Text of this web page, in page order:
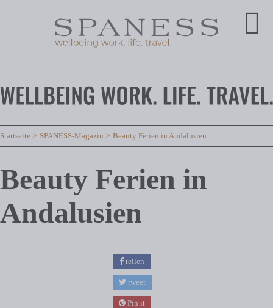
Startseite SPANESS-Magazin Beauty Ferien in Andalusien
Beauty Ferien in
Andalusien
teilen
tweet
Pin it